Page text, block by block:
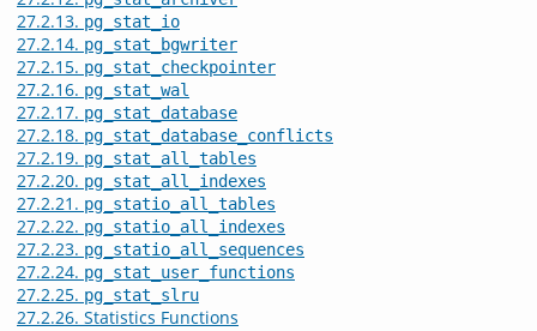
27.2.13. pg_stat_io
27.2.14. pg_stat_bgwriter
27.2.15. pg_stat_checkpointer
27.2.16. pg_stat_wal
27.2.17. pg_stat_database
27.2.18. pg_stat_database_conflicts
27.2.19. pg_stat_all_tables
27.2.20. pg_stat_all_indexes
27.2.21. pg_statio_all_tables
27.2.22. pg_statio_all_indexes
27.2.23. pg_statio_all_sequences
27.2.24. pg_stat_user_functions
27.2.25. pg_stat_slru
27.2.26. Statistics Functions